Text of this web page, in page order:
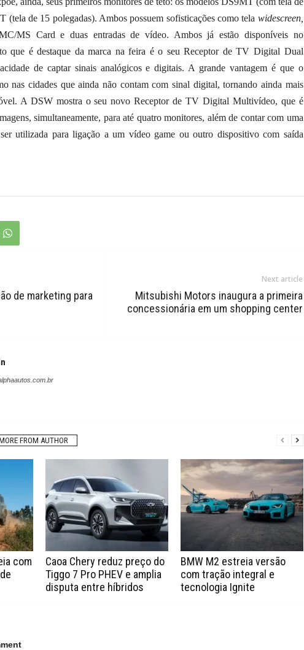
(tela de 15 polegadas). Ambos possuem sofisticações como tela widescreen,
MS Card e duas entradas de vídeo. Ambos já estão disponíveis no
que é destaque da marca na feira é o seu Receptor de TV Digital Dual
de captar sinais analógicos e digitais. A grande vantagem é que o
nas cidades que ainda não contam com sinal digital, tornando ainda mais
A DSW mostra o seu novo Receptor de TV Digital Multivídeo, que é
simultaneamente, para até quatro monitores, além de contar com uma
utilizada para ligação a um vídeo game ou outro dispositivo com saída
de marketing para
Next article
Mitsubishi Motors inaugura a primeira
concessionária em um shopping center
FROM AUTHOR
com
Caoa Chery reduz preço do
Tiggo 7 Pro PHEV e amplia
disputa entre híbridos
BMW M2 estreia versão
com tração integral e
tecnologia Ignite